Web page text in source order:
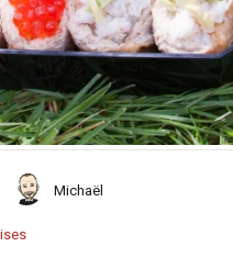
Michaël